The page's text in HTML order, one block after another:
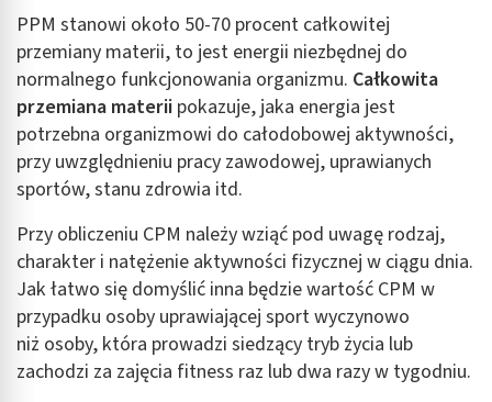
PPM stanowi około 50-70 procent całkowitej
przemiany materii, to jest energii niezbędnej do
normalnego funkcjonowania organizmu. Całkowita
przemiana materii pokazuje, jaka energia jest
potrzebna organizmowi do całodobowej aktywności,
przy uwzględnieniu pracy zawodowej, uprawianych
sportów, stanu zdrowia itd.
Przy obliczeniu CPM należy wziąć pod uwagę rodzaj,
charakter i natężenie aktywności fizycznej w ciągu dnia.
Jak łatwo się domyślić inna będzie wartość CPM w
przypadku osoby uprawiającej sport wyczynowo
niż osoby, która prowadzi siedzący tryb życia lub
zachodzi za zajęcia fitness raz lub dwa razy w tygodniu.